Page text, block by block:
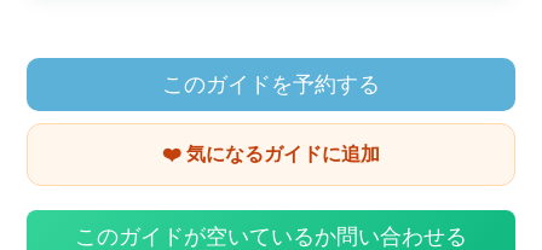
このガイドを予約する
❤️ 気になるガイドに追加
このガイドが空いているか問い合わせる